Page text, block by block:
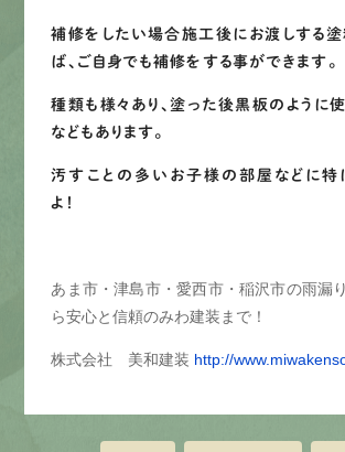
補修をしたい場合施工後にお渡しする
ば、ご自身でも補修をする事ができます。
種類も様々あり、塗った後黒板のように
などもあります。
汚すことの多いお子様の部屋などに特
よ！
あま市・津島市・愛西市・稲沢市の雨漏
ら安心と信頼のみわ建装まで！
株式会社 美和建装 http://